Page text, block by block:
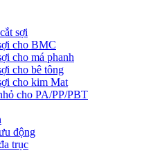
sợi
cho BMC
cho má phanh
cho bê tông
cho kim Mat
cho PA/PP/PBT
động
trục